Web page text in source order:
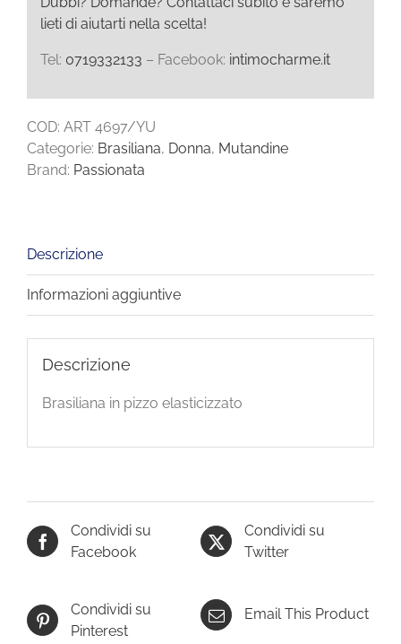
lieti di aiutarti nella scelta!
Tel: 0719332133 – Facebook: intimocharme.it
COD: ART 4697/YU
Categorie: Brasiliana, Donna, Mutandine
Brand: Passionata
Descrizione
Informazioni aggiuntive
Descrizione
Brasiliana in pizzo elasticizzato
Condividi su
Facebook
Condividi su
Twitter
Condividi su
Pinterest
Email This Product